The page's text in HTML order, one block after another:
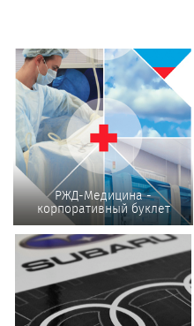
РЖД-Медицина -
корпоративный буклет